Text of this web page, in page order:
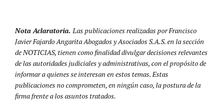
Nota Aclaratoria. Las publicaciones realizadas por Francisco
Javier Fajardo Angarita Abogados y Asociados S.A.S. en la sección
de NOTICIAS, tienen como finalidad divulgar decisiones relevantes
de las autoridades judiciales y administrativas, con el propósito de
informar a quienes se interesan en estos temas. Estas
publicaciones no comprometen, en ningún caso, la postura de la
firma frente a los asuntos tratados.